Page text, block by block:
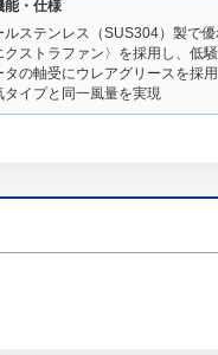
能・仕様
ルステンレス（SUS304）製で
クストラファン〉を採用し、低
タの軸受にウレアグリースを採
タイプと同一風量を実現